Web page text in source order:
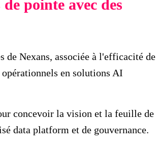
pointe avec des
Nexans, associée à l'efficacité de
en solutions AI
concevoir la vision et la feuille de
data platform et de gouvernance.